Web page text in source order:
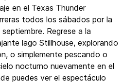
en el Texas Thunder
todos los sábados por la
Regrese a la
lago Stillhouse, explorando
o simplemente pescando o
nocturno nuevamente en el
puedes ver el espectáculo